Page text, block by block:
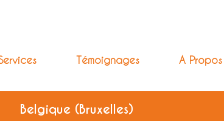
Témoignages A Propos
Belgique (Bruxelles)